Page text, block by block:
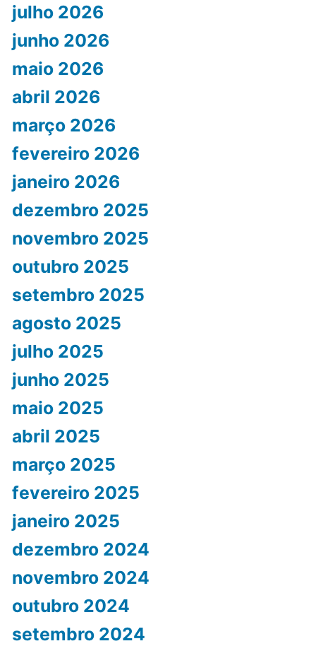
julho 2026
junho 2026
maio 2026
abril 2026
março 2026
fevereiro 2026
janeiro 2026
dezembro 2025
novembro 2025
outubro 2025
setembro 2025
agosto 2025
julho 2025
junho 2025
maio 2025
abril 2025
março 2025
fevereiro 2025
janeiro 2025
dezembro 2024
novembro 2024
outubro 2024
setembro 2024